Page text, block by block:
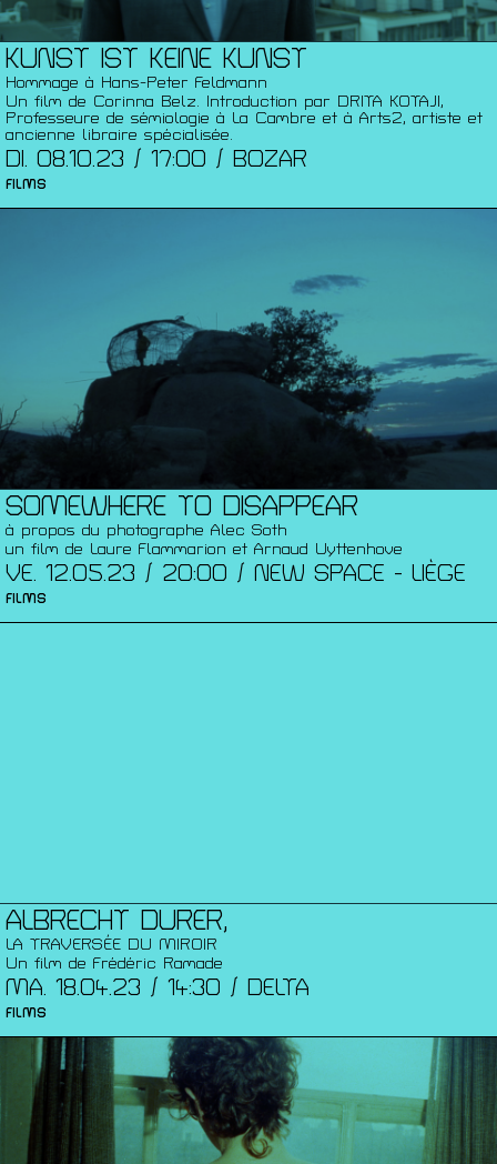
KUNST IST KEINE KUNST
Hommage à Hans-Peter Feldmann
Un film de Corinna Belz. Introduction par DRITA KOTAJI,
Professeure de sémiologie à La Cambre et à Arts2, artiste et
ancienne libraire spécialisée.
DI. 08.10.23 / 17:00 / BOZAR
FILMS
SOMEWHERE TO DISAPPEAR
à propos du photographe Alec Soth
un film de Laure Flammarion et Arnaud Uyttenhove
VE. 12.05.23 / 20:00 / NEW SPACE - LIÈGE
FILMS
ALBRECHT DURER,
LA TRAVERSÉE DU MIROIR
Un film de Frédéric Ramade
MA. 18.04.23 / 14:30 / DELTA
FILMS